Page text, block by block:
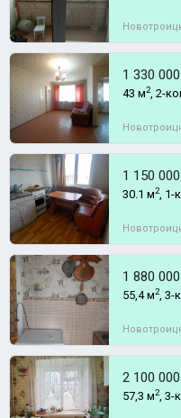
1 330
43 м2, 2-
1 150
30.1 м2, 1-
1 880
55,4 м2, 3-
2 100
57,3 м2, 3-